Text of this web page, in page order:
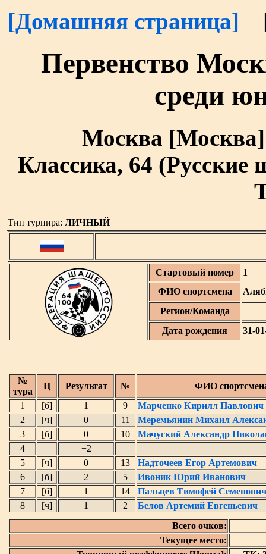
[Домашняя страница]
Первенство
среди
Москва [Москва]
Классика, 64
Тип турнира: ЛИЧНЫЙ
Стартовый номер
1
ФИО спортсмена
Регион/Команда
Дата рождения
31-
№
тура
Ц Результат №
ФИО
1
[б] 1 9
Марченко Кирилл Павлович
2
[ч] 0 11
Меремьянин Михаил
3
[б] 0 10
Мачуский Александр
4
+2
5
[ч] 0 13
Надточеев Егор Артемович
6
[б] 2 5
Ивоник Юрий Иванович
7
[б] 1 14
Пальцев Тимофей Семенович
8
[ч] 1 2
Белов Артемий Евгеньевич
Всего очков:
Текущее место: